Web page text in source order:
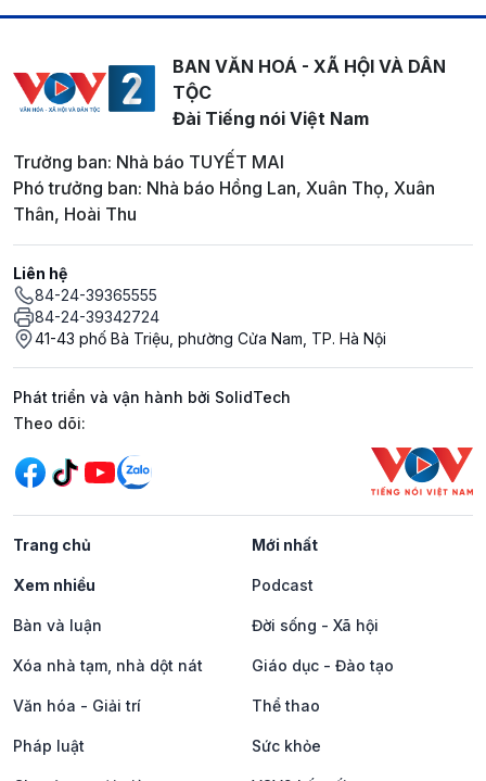
BAN VĂN HOÁ - XÃ HỘI VÀ DÂN
TỘC
Đài Tiếng nói Việt Nam
Trưởng ban: Nhà báo TUYẾT MAI
Phó trưởng ban: Nhà báo Hồng Lan, Xuân Thọ, Xuân
Thân, Hoài Thu
Liên hệ
84-24-39365555
84-24-39342724
41-43 phố Bà Triệu, phường Cửa Nam, TP. Hà Nội
Phát triển và vận hành bởi SolidTech
Mạng xã hội
Theo dõi:
Trang chủ Mới nhất
Xem nhiều Podcast
Bàn và luận Đời sống - Xã hội
Xóa nhà tạm, nhà dột nát Giáo dục - Đào tạo
Văn hóa - Giải trí Thể thao
Pháp luật Sức khỏe